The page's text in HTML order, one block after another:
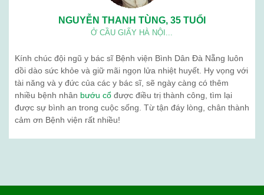
NGUYỄN THANH TÙNG, 35 TUỔI
Ở CẦU GIẤY HÀ NỘI...
Kính chúc đội ngũ y bác sĩ Bệnh viện Bình Dân Đà Nẵng luôn
dồi dào sức khỏe và giữ mãi ngọn lửa nhiệt huyết. Hy vọng với
tài năng và y đức của các y bác sĩ, sẽ ngày càng có thêm
nhiều bệnh nhân bướu cổ được điều trị thành công, tìm lại
được sự bình an trong cuộc sống. Từ tận đáy lòng, chân thành
cảm ơn Bệnh viện rất nhiều!